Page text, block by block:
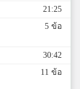
21:25
5 ข้อ
30:42
11 ข้อ